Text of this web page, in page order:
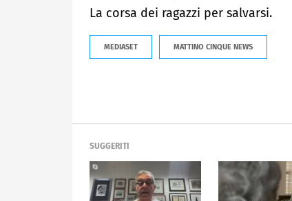
La corsa dei ragazzi per salvarsi.
MEDIASET MATTINO CINQUE NEWS
SUGGERITI